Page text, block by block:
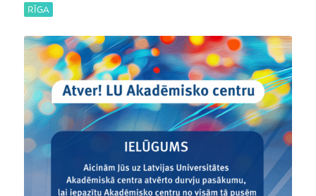
RĪGA